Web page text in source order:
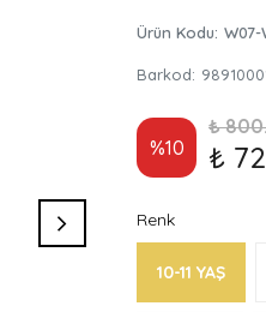
Ürün Kodu: W07-
Barkod:
%10
₺
₺
Renk
10-11 YAŞ